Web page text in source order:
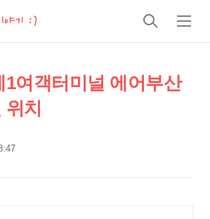
야기 :)
검
메
1여객터미널 에어부산
치